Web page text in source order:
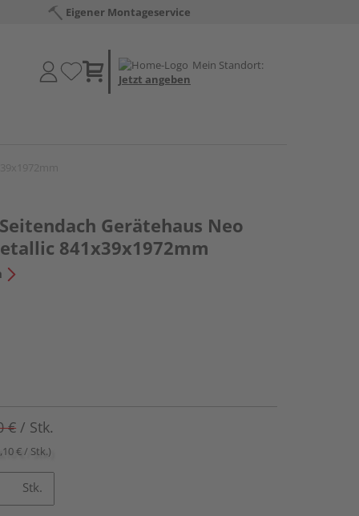
Eigener Montageservice
Mein Standort:
Jetzt angeben
Gerätehaus Neo
841x39x1972mm
€ / Stk.
€ / Stk.)
Stk.